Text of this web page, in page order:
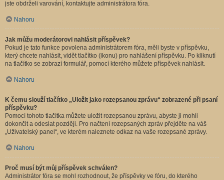
jste obdrželi varování, kontaktujte administrátora fóra.
Nahoru
Jak můžu moderátorovi nahlásit příspěvek?
Pokud je tato funkce povolena administrátorem fóra, měli byste v příspěvku,
který chcete nahlásit, vidět tlačítko (ikonu) pro nahlášení příspěvku. Po kliknutí
na tlačítko se zobrazí formulář, pomocí kterého můžete příspěvek nahlásit.
Nahoru
K čemu slouží tlačítko „Uložit jako rozepsanou zprávu“ zobrazené při psaní
příspěvku?
Pomocí tohoto tlačítka můžete uložit rozepsanou zprávu, abyste ji mohli
dokončit a odeslat později. Pro načtení rozepsaných zpráv přejděte na váš
„Uživatelský panel“, ve kterém naleznete odkaz na vaše rozepsané zprávy.
Nahoru
Proč musí být můj příspěvek schválen?
Administrátor fóra se mohl rozhodnout, že příspěvky ve fóru, do kterého